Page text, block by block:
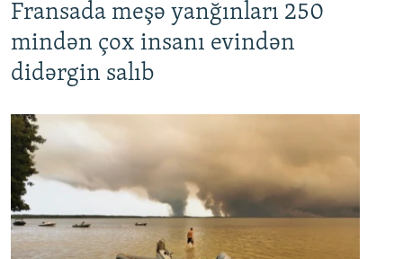
Fransada meşə yanğınları 250
mindən çox insanı evindən
didərgin salıb